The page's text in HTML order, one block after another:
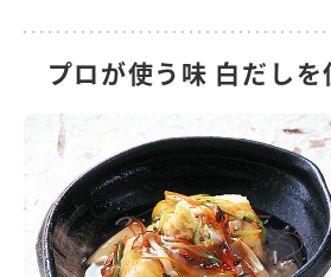
プロが使う味 白だし